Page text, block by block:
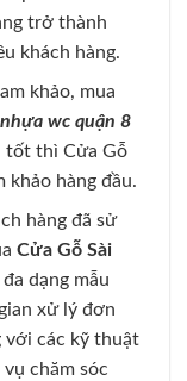
trở thành
khách hàng.
khảo, mua
wc quận 8
tốt thì Cửa Gỗ
khảo hàng đầu.
hàng đã sử
Cửa Gỗ Sài
dạng mẫu
xử lý đơn
với các kỹ thuật
chăm sóc